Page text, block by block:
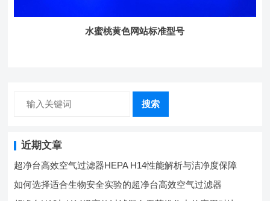
水蜜桃黄色网站标准型号
搜索
近期文章
超净台高效空气过滤器HEPA H14性能解析与洁净度保障
如何选择适合生物安全实验的超净台高效空气过滤器